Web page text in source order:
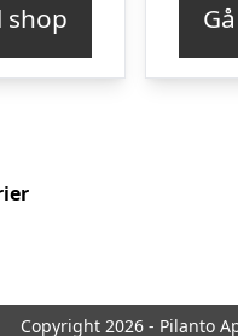
shop
Copyright 2026 - Pilanto